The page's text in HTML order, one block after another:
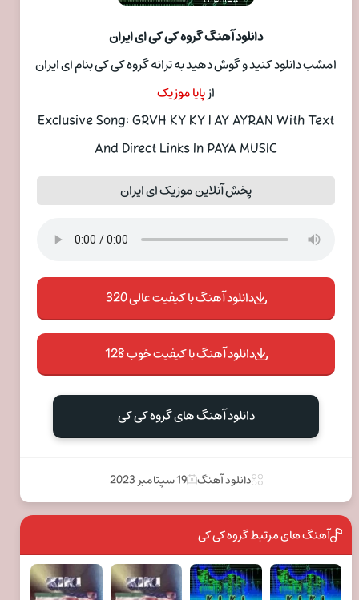
دانلود آهنگ گروه کی کی ای ایران
امشب دانلود کنید و گوش دهید به ترانه گروه کی کی بنام ای ایران
ازپایا موزیک
Exclusive Song: GRVH KY KY | AY AYRAN With Text
And Direct Links In PAYA MUSIC
پخش آنلاین موزیک ای ایران
دانلود آهنگ با کیفیت عالی 320
دانلود آهنگ با کیفیت خوب 128
دانلود آهنگ های گروه کی کی
دانلود آهنگ 19 سپتامبر 2023
آهنگ های مرتبط گروه کی کی